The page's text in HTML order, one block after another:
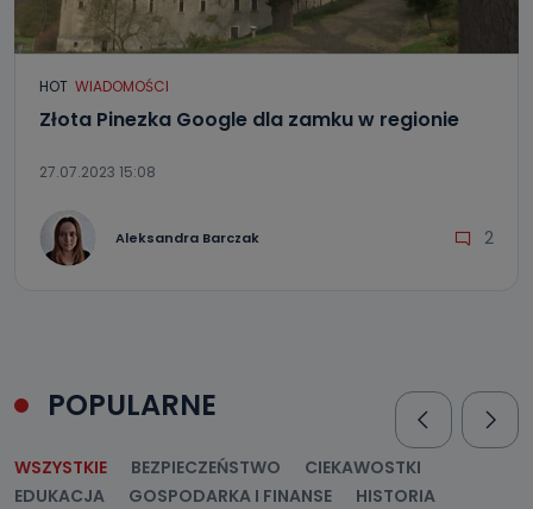
HOT WIADOMOŚCI
Złota Pinezka Google dla zamku w regionie
27.07.2023 15:08
Aleksandra Barczak 2
POPULARNE
WSZYSTKIE BEZPIECZEŃSTWO
CIEKAWOSTKI
EDUKACJA
GOSPODARKA I FINANSE
HISTORIA